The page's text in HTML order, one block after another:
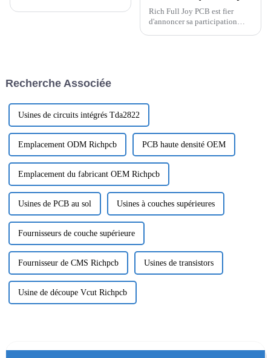
Rich Full Joy PCB est fier
d'annoncer sa participation
révolutionnaire...
Recherche Associée
Usines de circuits intégrés Tda2822
Emplacement ODM Richpcb PCB haute densité OEM
Emplacement du fabricant OEM Richpcb
Usines de PCB au sol Usines à couches supérieures
Fournisseurs de couche supérieure
Fournisseur de CMS Richpcb Usines de transistors
Usine de découpe Vcut Richpcb